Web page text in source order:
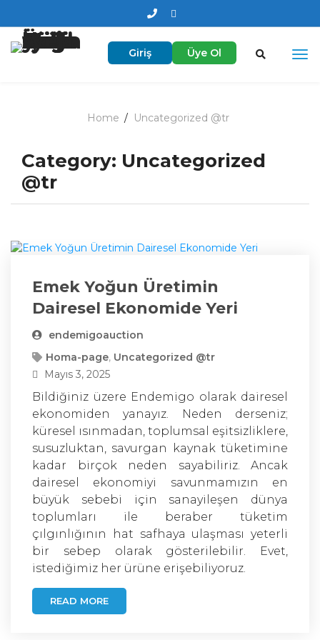
Giriş Üye Ol
Home Uncategorized @tr
Category: Uncategorized
@tr
Emek Yoğun Üretimin
Dairesel Ekonomide Yeri
endemigoauction
Homa-page, Uncategorized @tr
Mayıs 3, 2025
Bildiğiniz üzere Endemigo olarak dairesel
ekonomiden yanayız. Neden derseniz;
küresel ısınmadan, toplumsal eşitsizliklere,
susuzluktan, savurgan kaynak tüketimine
kadar birçok neden sayabiliriz. Ancak
dairesel ekonomiyi savunmamızın en
büyük sebebi için sanayileşen dünya
toplumları ile beraber tüketim
çılgınlığının hat safhaya ulaşması yeterli
bir sebep olarak gösterilebilir. Evet,
istediğimiz her ürüne erişebiliyoruz.
READ MORE